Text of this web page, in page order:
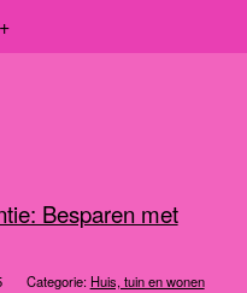
Besparen met
Categorie: Huis, tuin en wonen